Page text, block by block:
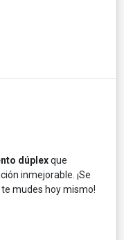
dúplexque
inmejorable. ¡Se
mudes hoy mismo!